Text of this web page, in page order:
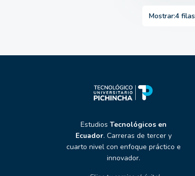
Mostrar:4 filas
Estudios Tecnológicos en
Ecuador. Carreras de tercer y
cuarto nivel con enfoque práctico e
innovador.